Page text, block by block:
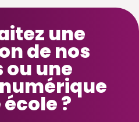
une
de nos
une
?